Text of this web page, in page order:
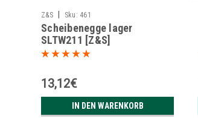
Z&S Sku: 461
Scheibenegge lager
SLTW211 [Z&S]
13,12€
IN DEN WARENKORB